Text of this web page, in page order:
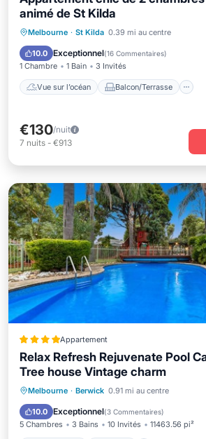
animé de St Kilda
Melbourne · St Kilda 0.39 mi au centre
10.0 Exceptionnel(16 Commentaires)
1 Chambre 1 Bain 3 Invités
Vue sur l’océan Balcon/Terrasse
Vue sur l’océan
Balcon/
Vue
Cuisine
€130/nuit
7 nuits - €913
Appartement
Relax Refresh Rejuvenate Pool
Tree house Vintage charm
Melbourne · Berwick 0.91 mi au centre
10.0 Exceptionnel(3 Commentaires)
5 Chambres 3 Bains 10 Invités 11463.56 pi²
Front de mer Parking
Vue sur l’océan